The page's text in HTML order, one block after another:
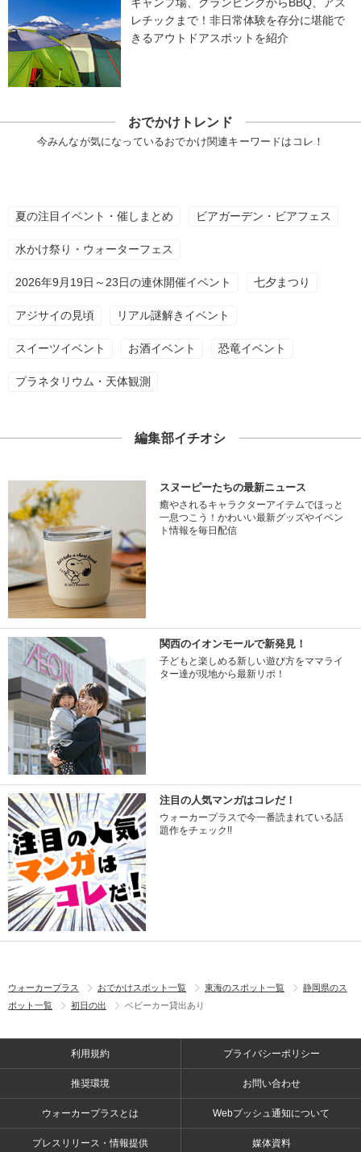
キャンプ場、グランピングからBBQ、アス
レチックまで！非日常体験を存分に堪能で
きるアウトドアスポットを紹介
おでかけトレンド
今みんなが気になっているおでかけ関連キーワードはコレ！
夏の注目イベント・催しまとめ ビアガーデン・ビアフェス
水かけ祭り・ウォーターフェス
2026年9月19日～23日の連休開催イベント 七夕まつり
アジサイの見頃 リアル謎解きイベント
スイーツイベント お酒イベント 恐竜イベント
プラネタリウム・天体観測
編集部イチオシ
スヌーピーたちの最新ニュース
癒やされるキャラクターアイテムでほっと
一息つこう！かわいい最新グッズやイベン
ト情報を毎日配信
関西のイオンモールで新発見！
子どもと楽しめる新しい遊び方をママライ
ター達が現地から最新リポ！
注目の人気マンガはコレだ！
ウォーカープラスで今一番読まれている話
題作をチェック!!
ウォーカープラス おでかけスポット一覧 東海のスポット一覧
静岡県のス
ポット一覧
初日の出 ベビーカー貸出あり
利用規約 プライバシーポリシー
推奨環境 お問い合わせ
ウォーカープラスとは Webプッシュ通知について
プレスリリース・情報提供 媒体資料